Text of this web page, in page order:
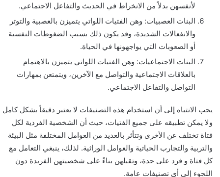
لأنفسهن بدلاً من الانخراط في الحديث والتفاعل الاجتماعي.
البنات العصبيات: وهن الفتيات اللواتي يتميزن بالعصبية والتوتر
والانفعالات الشديدة، وقد يكون ذلك بسبب الضغوطات النفسية
أو الصعوبات التي يواجهونها في الحياة.
البنات الاجتماعيات: وهن الفتيات اللواتي يتميزن بالاهتمام
بالعلاقات الاجتماعية والتواصل مع الآخرين، ويتمتعن بمهارات
التواصل والتفاعل الاجتماعي.
يجب الانتباه إلى أن استخدام هذه التصنيفات لا يعتبر دقيقاً بشكل كامل
ولا يمكن تطبيقه على جميع الفتيات، حيث أن الشخصية الفردية لكل
فتاة تختلف عن الأخرى وتتأثر بالعديد من العوامل المختلفة مثل البيئة
والتربية والتجارب الحياتية والعوامل الوراثية. لذلك، ينبغي التعامل مع
كل فتاة و فرد على حدة، وتقبلهن بناءً على شخصيتهن الفريدة دون
اللجوء إلى أي تصنيفات عامة.